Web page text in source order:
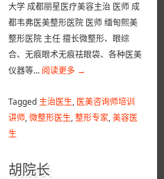
大学 成都丽星医疗美容主治 医师 成
都韦弗医美整形医院 医师 缅甸熙美
整形医院 主任 擅长微整形、眼综
合、无痕眼术无痕祛眼袋、各种医美
仪器等... 阅读更多 →
Tagged 主治医生, 医美咨询师培训
讲师,微整形医生,整形专家,美容医
生
胡院长